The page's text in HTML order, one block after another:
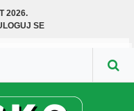
2026.
SE